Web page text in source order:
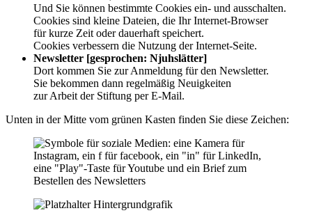
Und Sie können bestimmte Cookies ein- und ausschalten.
Cookies sind kleine Dateien, die Ihr Internet-Browser
für kurze Zeit oder dauerhaft speichert.
Cookies verbessern die Nutzung der Internet-Seite.
Newsletter [gesprochen: Njuhslätter]
Dort kommen Sie zur Anmeldung für den Newsletter.
Sie bekommen dann regelmäßig Neuigkeiten
zur Arbeit der Stiftung per E-Mail.
Unten in der Mitte vom grünen Kasten finden Sie diese Zeichen: